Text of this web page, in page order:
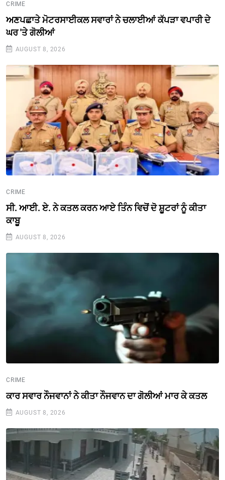
CRIME
ਅਣਪਛਾਤੇ ਮੋਟਰਸਾਈਕਲ ਸਵਾਰਾਂ ਨੇ ਚਲਾਈਆਂ ਕੱਪੜਾ ਵਪਾਰੀ ਦੇ
ਘਰ 'ਤੇ ਗੋਲੀਆਂ
AUGUST 8, 2026
CRIME
ਸੀ. ਆਈ. ਏ. ਨੇ ਕਤਲ ਕਰਨ ਆਏ ਤਿੰਨ ਵਿਚੋਂ ਦੋ ਸ਼ੂਟਰਾਂ ਨੂੰ ਕੀਤਾ
ਕਾਬੂ
AUGUST 8, 2026
CRIME
ਕਾਰ ਸਵਾਰ ਨੌਜਵਾਨਾਂ ਨੇ ਕੀਤਾ ਨੌਜਵਾਨ ਦਾ ਗੋਲੀਆਂ ਮਾਰ ਕੇ ਕਤਲ
AUGUST 8, 2026